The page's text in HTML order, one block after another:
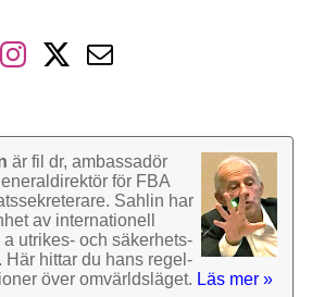
är fil dr, ambassadör
för FBA
Sahlin har
av inter­nationell
a utrikes- och säkerhets­
Här hittar du hans regel­
över omvärlds­läget. Läs mer »